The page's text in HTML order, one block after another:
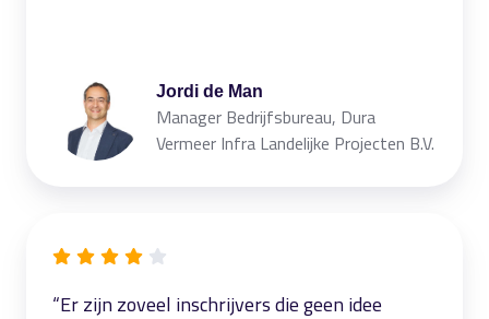
Jordi de Man
Manager Bedrijfsbureau, Dura
Vermeer Infra Landelijke Projecten B.V.
“Er zijn zoveel inschrijvers die geen idee